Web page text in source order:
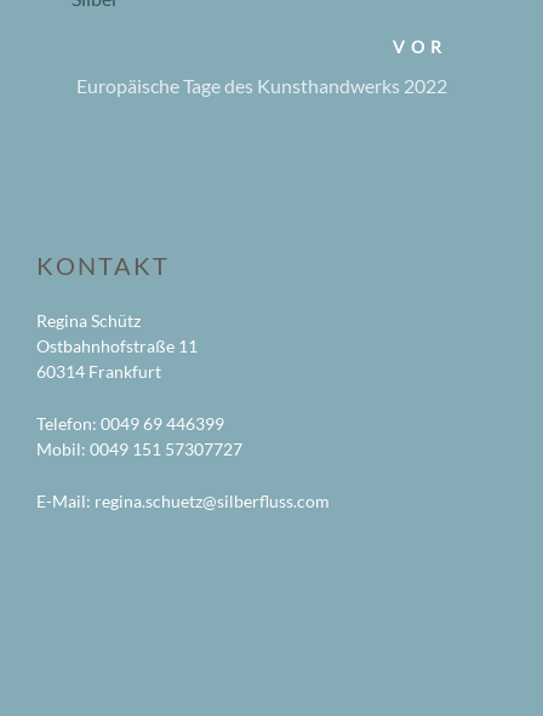
VOR
Europäische Tage des Kunsthandwerks 2022
KONTAKT
Regina Schütz
Ostbahnhofstraße 11
60314 Frankfurt
Telefon: 0049 69 446399
Mobil: 0049 151 57307727
E-Mail: regina.schuetz@silberfluss.com